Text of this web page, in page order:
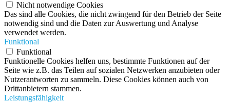
Nicht notwendige Cookies
Das sind alle Cookies, die nicht zwingend für den Betrieb der Seite
notwendig sind und die Daten zur Auswertung und Analyse
verwendet werden.
Funktional
Funktional
Funktionelle Cookies helfen uns, bestimmte Funktionen auf der
Seite wie z.B. das Teilen auf sozialen Netzwerken anzubieten oder
Nutzerantworten zu sammeln. Diese Cookies können auch von
Drittanbietern stammen.
Leistungsfähigkeit